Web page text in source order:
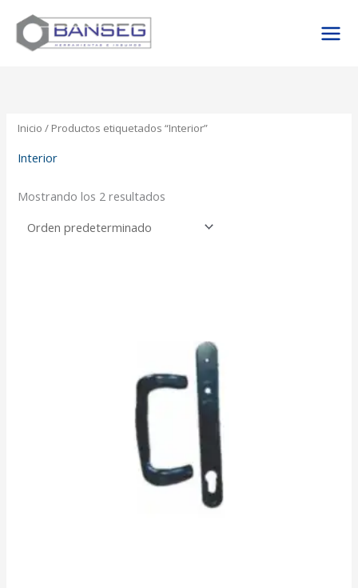
contenido
Inicio / Productos etiquetados “Interior”
Interior
Mostrando los 2 resultados